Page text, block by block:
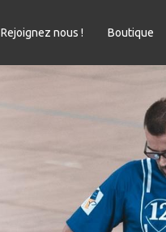
Rejoignez nous ! Boutique